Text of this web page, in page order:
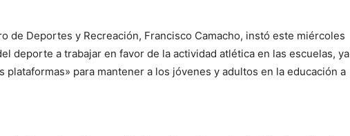
de Deportes y Recreación, Francisco Camacho, instó este miércoles
deporte a trabajar en favor de la actividad atlética en las escuelas, ya
plataformas» para mantener a los jóvenes y adultos en la educación a